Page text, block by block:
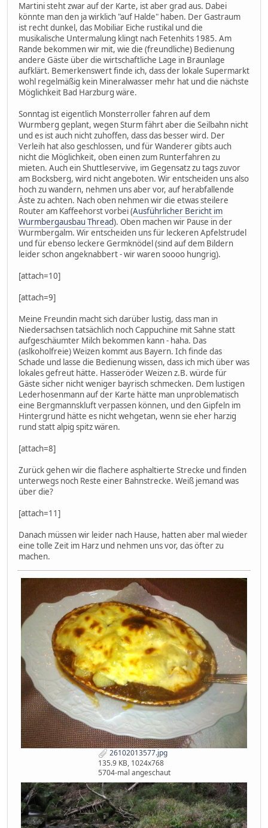
Martini steht zwar auf der Karte, ist aber grad aus. Dabei
könnte man den ja wirklich "auf Halde" haben. Der Gastraum
ist recht dunkel, das Mobiliar Eiche rustikal und die
musikalische Untermalung klingt nach Fetenhits 1985. Am
Rande bekommen wir mit, wie die (freundliche) Bedienung
andere Gäste über die wirtschaftliche Lage in Braunlage
aufklärt. Bemerkenswert finde ich, dass der lokale Supermarkt
wohl regelmäßig kein Mineralwasser mehr hat und die nächste
Möglichkeit Bad Harzburg wäre.
Sonntag ist eigentlich Monsterroller fahren auf dem
Wurmberg geplant, wegen Sturm fährt aber die Seilbahn nicht
und es ist auch nicht zuhoffen, dass das besser wird. Der
Verleih hat also geschlossen, und für Wanderer gibts auch
nicht die Möglichkeit, oben einen zum Runterfahren zu
mieten. Auch ein Shuttleservive, im Gegensatz zu tags zuvor
am Bocksberg, wird nicht angeboten. Wir entscheiden uns also
hoch zu wandern, nehmen uns aber vor, auf herabfallende
Äste zu achten. Nach oben nehmen wir die etwas steilere
Router am Kaffeehorst vorbei (Ausführlicher Bericht im
Wurmbergausbau Thread). Oben machen wir Pause in der
Wurmbergalm. Wir entscheiden uns für leckeren Apfelstrudel
und für ebenso leckere Germknödel (sind auf dem Bildern
leider schon angeknabbert - wir waren soooo hungrig).
[attach=10]
[attach=9]
Meine Freundin macht sich darüber lustig, dass man in
Niedersachsen tatsächlich noch Cappuchine mit Sahne statt
aufgeschäumter Milch bekommen kann - haha. Das
(aslkoholfreie) Weizen kommt aus Bayern. Ich finde das
Schade und lasse die Bedienung wissen, dass ich mich über was
lokales gefreut hätte. Hasseröder Weizen z.B. würde für
Gäste sicher nicht weniger bayrisch schmecken. Dem lustigen
Lederhosenmann auf der Karte hätte man unproblematisch
eine Bergmannskluft verpassen können, und den Gipfeln im
Hintergrund hätte es nicht wehgetan, wenn sie eher harzig
rund statt alpig spitz wären.
[attach=8]
Zurück gehen wir die flachere asphaltierte Strecke und finden
unterwegs noch Reste einer Bahnstrecke. Weiß jemand was
über die?
[attach=11]
Danach müssen wir leider nach Hause, hatten aber mal wieder
eine tolle Zeit im Harz und nehmen uns vor, das öfter zu
machen.
26102013577.jpg
135.9 KB, 1024x768
5704-mal angeschaut